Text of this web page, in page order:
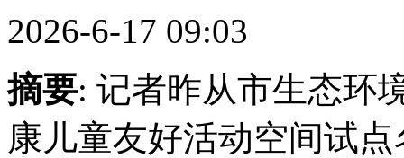
2026-6-17 09:03
摘要: 记者昨从市生态环
康儿童友好活动空间试